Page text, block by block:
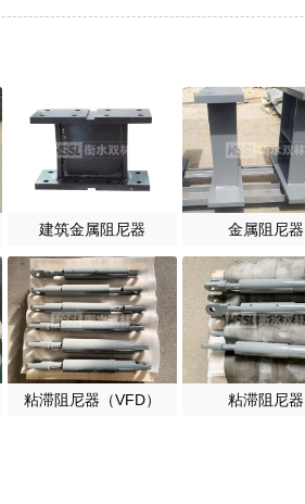
建筑金属阻尼器 金属阻尼器
粘滞阻尼器（VFD） 粘滞阻尼器